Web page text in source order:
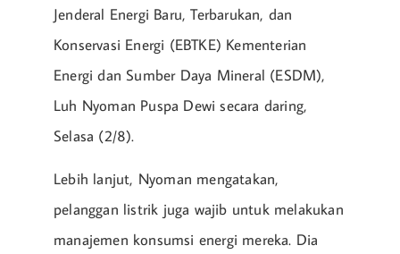
Jenderal Energi Baru, Terbarukan, dan
Konservasi Energi (EBTKE) Kementerian
Energi dan Sumber Daya Mineral (ESDM),
Luh Nyoman Puspa Dewi secara daring,
Selasa (2/8).
Lebih lanjut, Nyoman mengatakan,
pelanggan listrik juga wajib untuk melakukan
manajemen konsumsi energi mereka. Dia